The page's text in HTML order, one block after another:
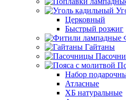
Церковный
Быстрый розжиг
Гайтаны
Набор
Атласные
ХБ натуральные